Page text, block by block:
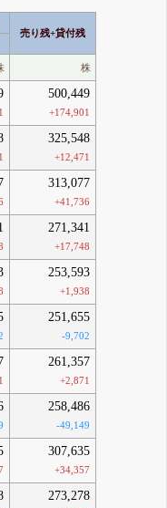
売り残+貸付残
株
500,449
+174,901
325,548
+12,471
313,077
+41,736
271,341
+17,748
253,593
+1,938
251,655
-9,702
261,357
+2,871
258,486
-49,149
307,635
+34,357
273,278